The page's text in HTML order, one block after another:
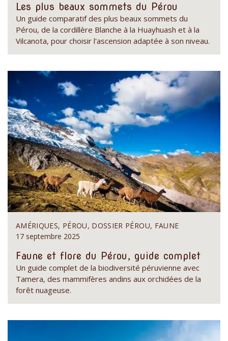
Les plus beaux sommets du Pérou
Un guide comparatif des plus beaux sommets du
Pérou, de la cordillère Blanche à la Huayhuash et à la
Vilcanota, pour choisir l'ascension adaptée à son niveau.
AMÉRIQUES, PÉROU, DOSSIER PÉROU, FAUNE
17 septembre 2025
Faune et flore du Pérou, guide complet
Un guide complet de la biodiversité péruvienne avec
Tamera, des mammifères andins aux orchidées de la
forêt nuageuse.